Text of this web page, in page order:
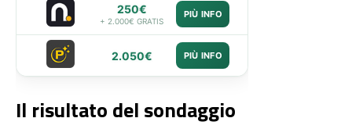
250€
+ 2.000€ GRATIS
PIÙ INFO
2.050€ PIÙ INFO
Il risultato del sondaggio